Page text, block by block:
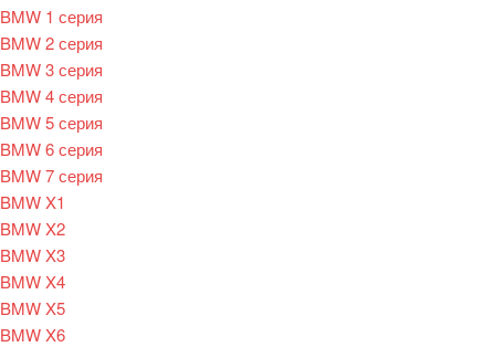
BMW 1 серия
BMW 2 серия
BMW 3 серия
BMW 4 серия
BMW 5 серия
BMW 6 серия
BMW 7 серия
BMW X1
BMW X2
BMW X3
BMW X4
BMW X5
BMW X6